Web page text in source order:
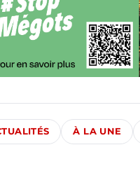
À LA UNE